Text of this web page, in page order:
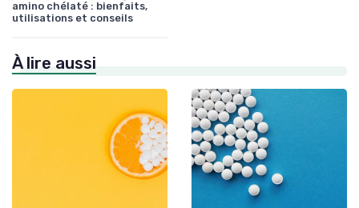
amino chélaté : bienfaits,
utilisations et conseils
À lire aussi